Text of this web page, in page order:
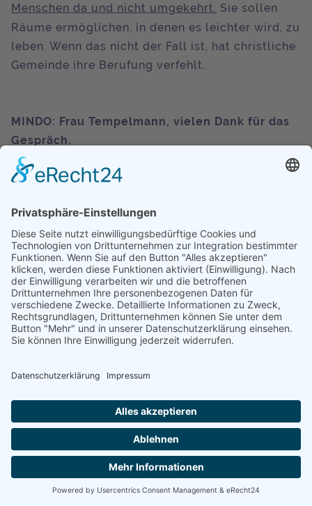
Menschen da und nicht umgekehrt. Sie sollen
Räume ermöglichen, in denen es leichter wird, zu
leben. Wenn das nicht der Fall ist, hat christliche
Gemeinde ihre Berufung verfehlt.
MINDO: Frau Tempelmann, vielen Dank für das
Gespräch.
Die Fragen stellte
INGE TEMPELMANN
M.A. Religion und Psychotherapie, lebt in
Lüdenscheid und ist in Supervision, Coaching und
psycho-sozialer Beratung freiberuflich tätig. Ihr
Beratungsangebot richtet sich sowohl an Einzelne
als auch an Verantwortliche, Teams und Gruppen